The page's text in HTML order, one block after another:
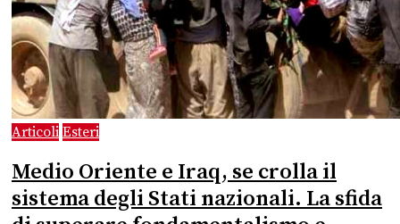
Articoli Esteri
Medio Oriente e Iraq, se crolla il
sistema degli Stati nazionali. La sfida